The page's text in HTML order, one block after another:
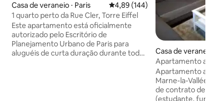
Casa de veraneio ⋅ Paris 4,89 de uma avaliação média de
4,89 (144)
1 quarto perto da Rue Cler, Torre Eiffel
Este apartamento está oficialmente
autorizado pelo Escritório de
Planejamento Urbano de Paris para
aluguéis de curta duração durante todo
Casa de veraneio
Apartamento
Disneylândia e
Apartamento a 6
Marne-la-Vallée
de contrato de
(estudante,